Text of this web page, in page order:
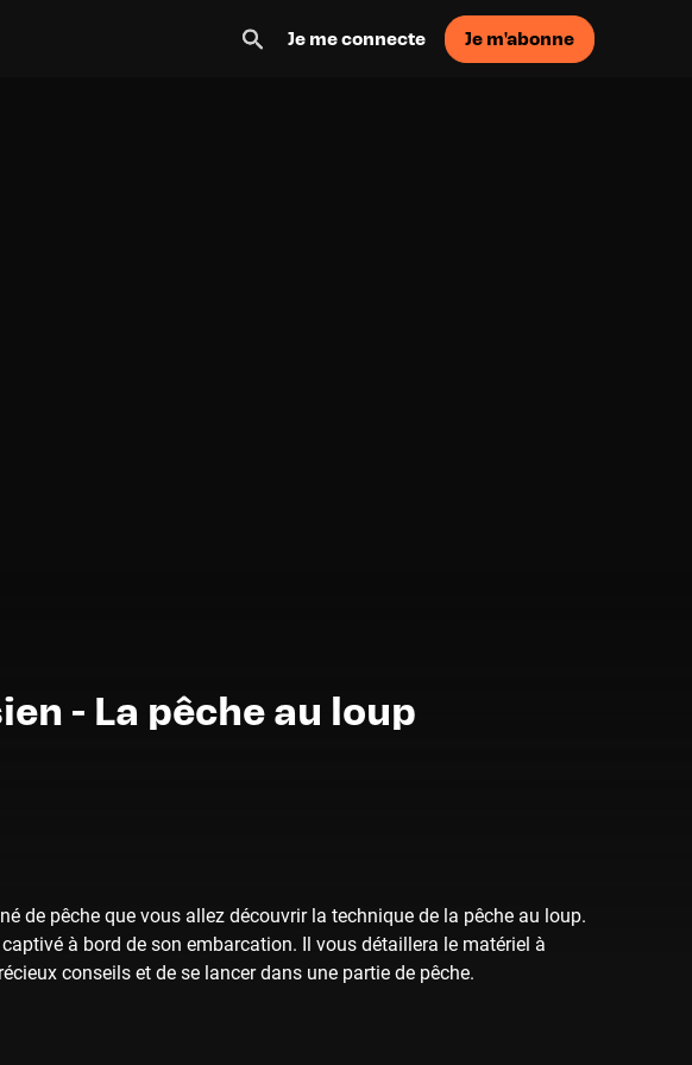
Je me connecte Je m'abonne
- La pêche au loup
de pêche que vous allez découvrir la technique de la pêche au loup.
à bord de son embarcation. Il vous détaillera le matériel à
conseils et de se lancer dans une partie de pêche.